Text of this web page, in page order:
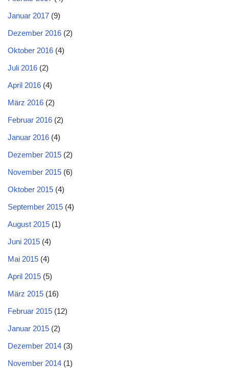
Januar 2017 (9)
Dezember 2016 (2)
Oktober 2016 (4)
Juli 2016 (2)
April 2016 (4)
März 2016 (2)
Februar 2016 (2)
Januar 2016 (4)
Dezember 2015 (2)
November 2015 (6)
Oktober 2015 (4)
September 2015 (4)
August 2015 (1)
Juni 2015 (4)
Mai 2015 (4)
April 2015 (5)
März 2015 (16)
Februar 2015 (12)
Januar 2015 (2)
Dezember 2014 (3)
November 2014 (1)